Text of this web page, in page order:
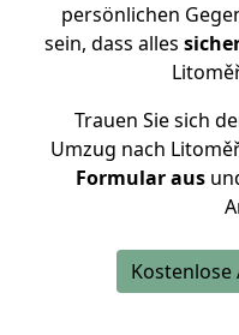
persönlichen
sein, dass alles
Trauen Sie sich
Umzug nach
Formular aus